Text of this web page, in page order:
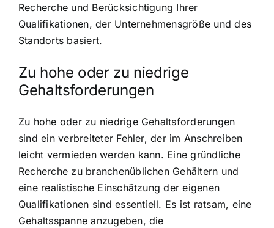
Recherche und Berücksichtigung Ihrer
Qualifikationen, der Unternehmensgröße und des
Standorts basiert.
Zu hohe oder zu niedrige
Gehaltsforderungen
Zu hohe oder zu niedrige Gehaltsforderungen
sind ein verbreiteter Fehler, der im Anschreiben
leicht vermieden werden kann. Eine gründliche
Recherche zu branchenüblichen Gehältern und
eine realistische Einschätzung der eigenen
Qualifikationen sind essentiell. Es ist ratsam, eine
Gehaltsspanne anzugeben, die